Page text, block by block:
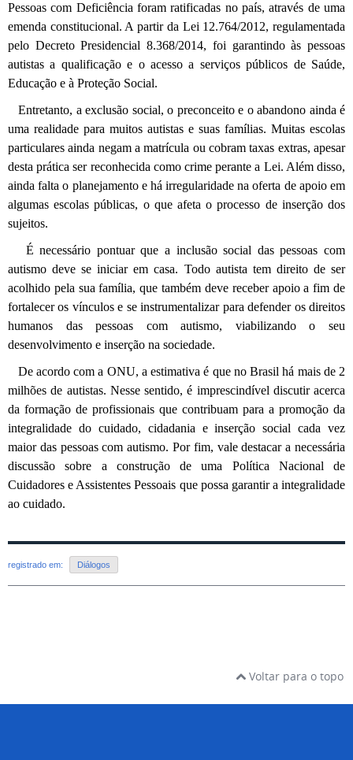
Pessoas com Deficiência foram ratificadas no país, através de uma
emenda constitucional. A partir da Lei 12.764/2012, regulamentada
pelo Decreto Presidencial 8.368/2014, foi garantindo às pessoas
autistas a qualificação e o acesso a serviços públicos de Saúde,
Educação e à Proteção Social.
Entretanto, a exclusão social, o preconceito e o abandono ainda é
uma realidade para muitos autistas e suas famílias. Muitas escolas
particulares ainda negam a matrícula ou cobram taxas extras, apesar
desta prática ser reconhecida como crime perante a Lei. Além disso,
ainda falta o planejamento e há irregularidade na oferta de apoio em
algumas escolas públicas, o que afeta o processo de inserção dos
sujeitos.
É necessário pontuar que a inclusão social das pessoas com
autismo deve se iniciar em casa. Todo autista tem direito de ser
acolhido pela sua família, que também deve receber apoio a fim de
fortalecer os vínculos e se instrumentalizar para defender os direitos
humanos das pessoas com autismo, viabilizando o seu
desenvolvimento e inserção na sociedade.
De acordo com a ONU, a estimativa é que no Brasil há mais de 2
milhões de autistas. Nesse sentido, é imprescindível discutir acerca
da formação de profissionais que contribuam para a promoção da
integralidade do cuidado, cidadania e inserção social cada vez
maior das pessoas com autismo. Por fim, vale destacar a necessária
discussão sobre a construção de uma Política Nacional de
Cuidadores e Assistentes Pessoais que possa garantir a integralidade
ao cuidado.
registrado em: Diálogos
Voltar para o topo